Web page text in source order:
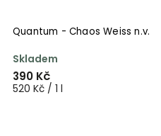
Quantum - Chaos Weiss n.v.
Skladem
390 Kč
520 Kč / 1 l